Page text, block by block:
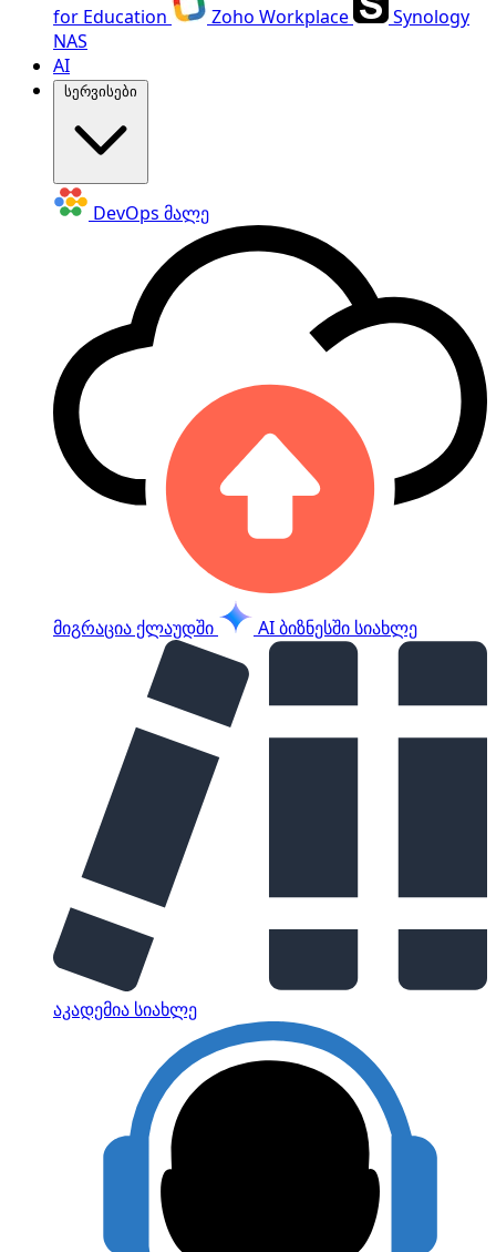
for Education Zoho Workplace
Synology
NAS
AI
DevOps მალე
მიგრაცია ქლაუდში AI ბიზნესში სიახლე
აკადემია სიახლე